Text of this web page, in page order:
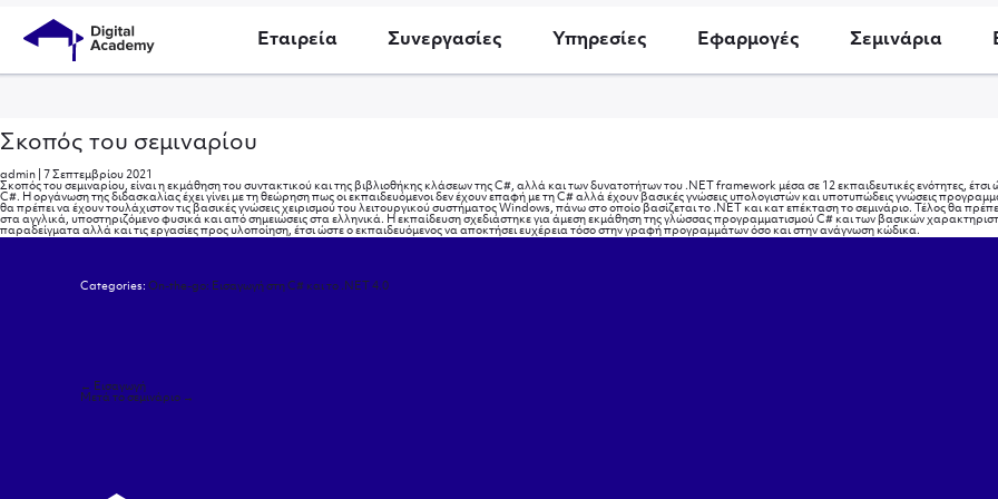
Εταιρεία Συνεργασίες Υπηρεσίες Εφαρμογές Σεμινάρια
Σκοπός του σεμιναρίου
admin
7 Σεπτεμβρίου 2021
Σκοπός του σεμιναρίου, είναι η εκμάθηση του συντακτικού και της βιβλιοθήκης κλάσεων της C#, αλλά και των δυνατοτήτων του .NET framework μέσα σε 12 εκπαιδευτικές ενότητες, έτσι
C#. Η οργάνωση της διδασκαλίας έχει γίνει με τη θεώρηση πως οι εκπαιδευόμενοι δεν έχουν επαφή με τη C# αλλά έχουν βασικές γνώσεις υπολογιστών και υποτυπώδεις γνώσεις
θα πρέπει να έχουν τουλάχιστον τις βασικές γνώσεις χειρισμού του λειτουργικού συστήματος Windows, πάνω στο οποίο βασίζεται το .NET και κατ επέκταση το σεμινάριο. Τέλος θα
στα αγγλικά, υποστηριζόμενο φυσικά και από σημειώσεις στα ελληνικά. Η εκπαίδευση σχεδιάστηκε για άμεση εκμάθηση της γλώσσας προγραμματισμού C# και των βασικών
παραδείγματα αλλά και τις εργασίες προς υλοποίηση, έτσι ώστε ο εκπαιδευόμενος να αποκτήσει ευχέρεια τόσο στην γραφή προγραμμάτων όσο και στην ανάγνωση κώδικα.
Categories: On-the-go: Εισαγωγή στη C# και το .NET 4.0
Πλοήγηση
άρθρων
← Εισαγωγή
Μετά το σεμινάριο →